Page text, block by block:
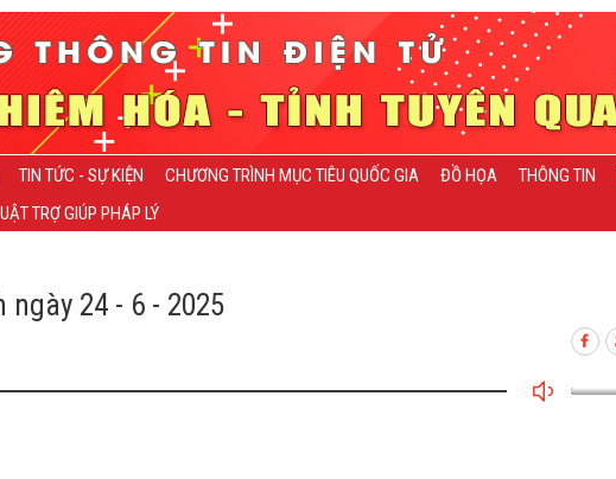
TIN TỨC - SỰ KIỆN CHƯƠNG TRÌNH MỤC TIÊU QUỐC GIA ĐỒ HỌA THÔNG TIN
TRỢ GIÚP PHÁP LÝ
24 - 6 - 2025